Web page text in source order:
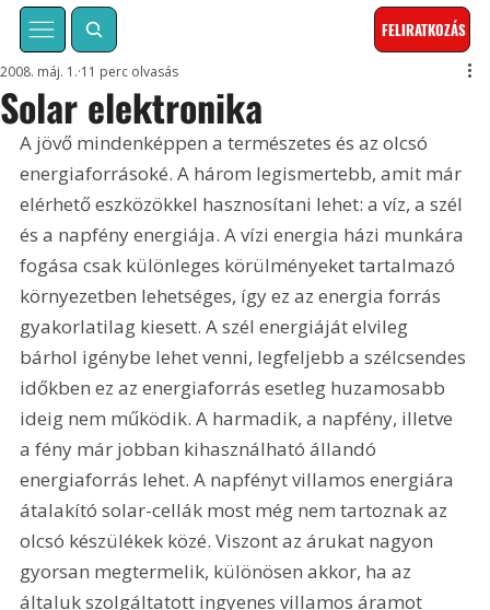
FELIRATKOZÁS
Solar elektronika
2008. máj. 1. 11 perc olvasás
A jövő mindenképpen a természetes és az olcsó
energiaforrásoké. A három legismertebb, amit már
elérhető eszközökkel hasznosítani lehet: a víz, a szél
és a napfény energiája. A vízi energia házi munkára
fogása csak különleges körülményeket tartalmazó
környezetben lehetséges, így ez az energia forrás
gyakorlatilag kiesett. A szél energiáját elvileg
bárhol igénybe lehet venni, legfeljebb a szélcsendes
időkben ez az energiaforrás esetleg huzamosabb
ideig nem működik. A harmadik, a napfény, illetve
a fény már jobban kihasználható állandó
energiaforrás lehet. A napfényt villamos energiára
átalakító solar-cellák most még nem tartoznak az
olcsó készülékek közé. Viszont az árukat nagyon
gyorsan megtermelik, különösen akkor, ha az
általuk szolgáltatott ingyenes villamos áramot